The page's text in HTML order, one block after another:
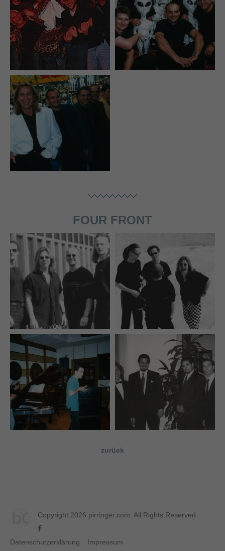
FOUR FRONT
zurück
Copyright 2026 pirringer.com. All Rights Reserved.
Datenschutzerklärung Impressum